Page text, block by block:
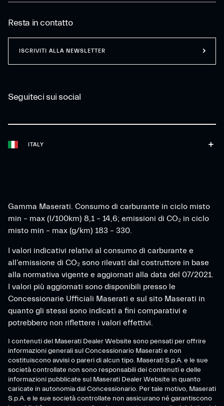
ITALY
Seguiteci sui social
Resta in contatto
ISCRIVITI ALLA NEWSLETTER
Gamma Maserati. Consumo di carburante in ciclo misto
min – max (l/100km) 8,1 – 14,6; emissioni di CO₂ in ciclo
misto min – max (g/km) 183 – 330.
I valori indicativi relativi al consumo di carburante e
all’emissione di CO₂ sono rilevati dal costruttore in base
alla normativa vigente e aggiornati alla data del 07/2021.
I valori più aggiornati sono disponibili presso le
Concessionarie Ufficiali Maserati e sul sito Maserati in
quanto gli stessi sono indicati a fini comparativi e
potrebbero non riflettere i valori effettivi.
I contenuti del Maserati Dealer Website sono pensati per offrire
informazioni generali sul Concessionario Maserati e non
costituiscono avvisi o pareri di alcun tipo. Maserati S.p.A. e le sue
società controllate non sono responsabili dei contenuti e delle
informazioni pubblicate sul Maserati Dealer Website in quanto
caricate in autonomia dal Concessionario. Per tale motivo, Maserati
S.p.A. e le sue società controllate non assicurano né garantiscono